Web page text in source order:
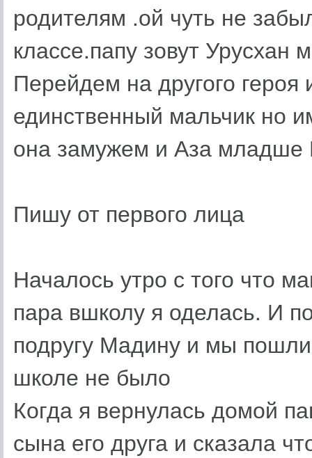
родителям .ой чуть не
классе.папу зовут Урусхан
Перейдем на другого
единственный мальчик но
она замужем и Аза младше
Пишу от первого лица
Началось утро с того что
пара вшколу я оделась. И
подругу Мадину и мы пошли
школе не было
Когда я вернулась домой
сына его друга и сказала